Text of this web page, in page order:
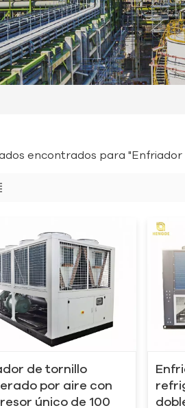
encontrados para "Enfriador
de tornillo
por aire con
único de 100